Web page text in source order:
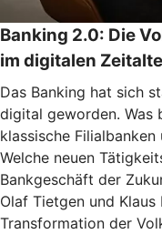
Banking 2.0: Die
im digitalen
Das Banking hat sich
digital geworden. Was
klassische
Welche neuen
Bankgeschäft der
Olaf Tietgen und
Transformation der